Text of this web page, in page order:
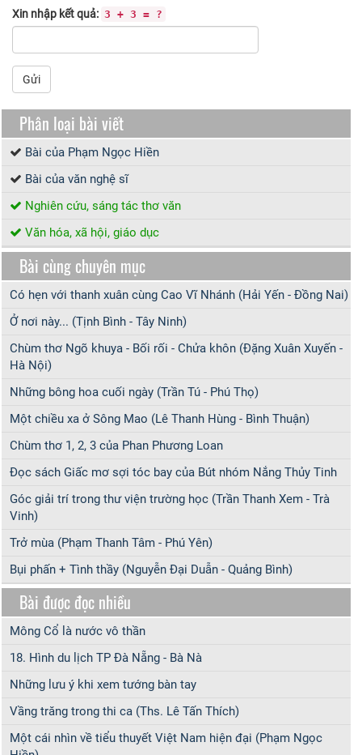
Xin nhập kết quả: 3 + 3 = ?
Gửi
Phân loại bài viết
Bài của Phạm Ngọc Hiền
Bài của văn nghệ sĩ
Nghiên cứu, sáng tác thơ văn
Văn hóa, xã hội, giáo dục
Bài cùng chuyên mục
Có hẹn với thanh xuân cùng Cao Vĩ Nhánh (Hải Yến - Đồng Nai)
Ở nơi này... (Tịnh Bình - Tây Ninh)
Chùm thơ Ngõ khuya - Bối rối - Chửa khôn (Đặng Xuân Xuyến -
Hà Nội)
Những bông hoa cuối ngày (Trần Tú - Phú Thọ)
Một chiều xa ở Sông Mao (Lê Thanh Hùng - Bình Thuận)
Chùm thơ 1, 2, 3 của Phan Phương Loan
Đọc sách Giấc mơ sợi tóc bay của Bút nhóm Nắng Thủy Tinh
Góc giải trí trong thư viện trường học (Trần Thanh Xem - Trà
Vinh)
Trở mùa (Phạm Thanh Tâm - Phú Yên)
Bụi phấn + Tình thầy (Nguyễn Đại Duẫn - Quảng Bình)
Bài được đọc nhiều
Mông Cổ là nước vô thần
18. Hình du lịch TP Đà Nẵng - Bà Nà
Những lưu ý khi xem tướng bàn tay
Vầng trăng trong thi ca (Ths. Lê Tấn Thích)
Một cái nhìn về tiểu thuyết Việt Nam hiện đại (Phạm Ngọc